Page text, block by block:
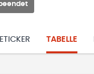
TABELLE